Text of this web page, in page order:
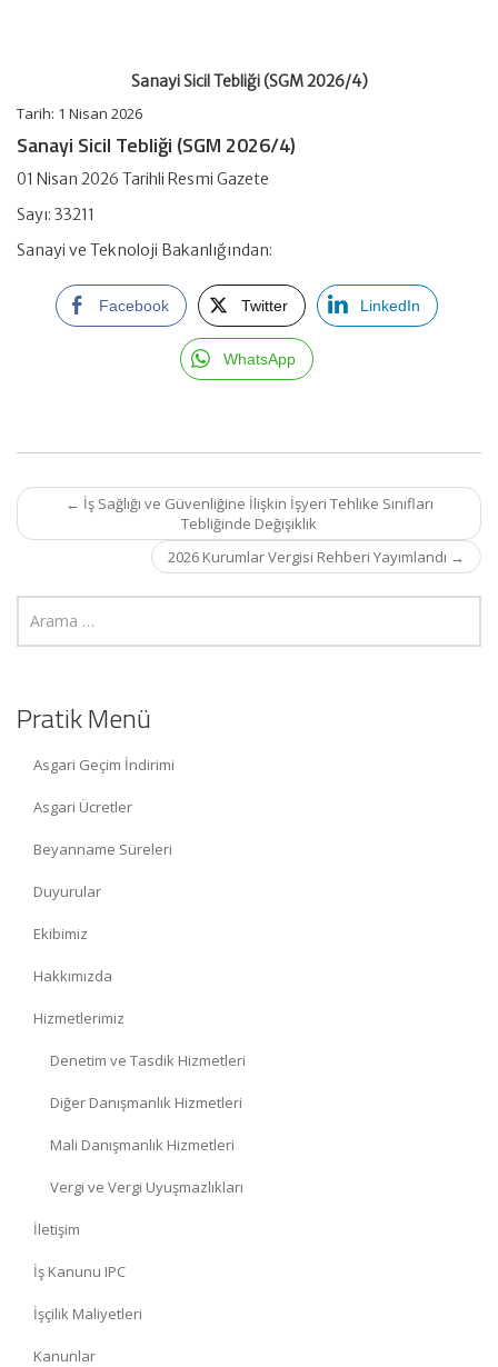
Sanayi Sicil Tebliği (SGM 2026/4)
Tarih: 1 Nisan 2026
Sanayi Sicil Tebliği (SGM 2026/4)
01 Nisan 2026 Tarihli Resmi Gazete
Sayı: 33211
Sanayi ve Teknoloji Bakanlığından:
Facebook Twitter LinkedIn
WhatsApp
Post
navigation
← İş Sağlığı ve Güvenliğine İlişkin İşyeri Tehlike Sınıfları
Tebliğinde Değişiklik
2026 Kurumlar Vergisi Rehberi Yayımlandı →
Pratik Menü
Asgari Geçim İndirimi
Asgari Ücretler
Beyanname Süreleri
Duyurular
Ekibimiz
Hakkımızda
Hizmetlerimiz
Denetim ve Tasdik Hizmetleri
Diğer Danışmanlık Hizmetleri
Mali Danışmanlık Hizmetleri
Vergi ve Vergi Uyuşmazlıkları
İletişim
İş Kanunu IPC
İşçilik Maliyetleri
Kanunlar